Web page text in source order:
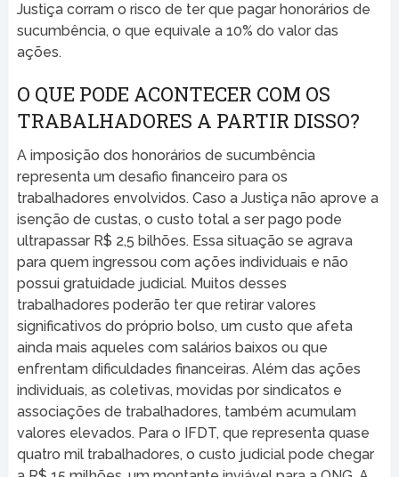
Justiça corram o risco de ter que pagar honorários de
sucumbência, o que equivale a 10% do valor das
ações.
O QUE PODE ACONTECER COM OS
TRABALHADORES A PARTIR DISSO?
A imposição dos honorários de sucumbência
representa um desafio financeiro para os
trabalhadores envolvidos. Caso a Justiça não aprove a
isenção de custas, o custo total a ser pago pode
ultrapassar R$ 2,5 bilhões. Essa situação se agrava
para quem ingressou com ações individuais e não
possui gratuidade judicial. Muitos desses
trabalhadores poderão ter que retirar valores
significativos do próprio bolso, um custo que afeta
ainda mais aqueles com salários baixos ou que
enfrentam dificuldades financeiras. Além das ações
individuais, as coletivas, movidas por sindicatos e
associações de trabalhadores, também acumulam
valores elevados. Para o IFDT, que representa quase
quatro mil trabalhadores, o custo judicial pode chegar